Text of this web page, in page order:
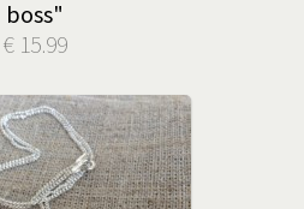
boss"
€ 15.99